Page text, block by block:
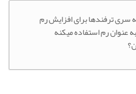
سری ترفندها برای افزایش رم
عنوان رم استفاده میکنه